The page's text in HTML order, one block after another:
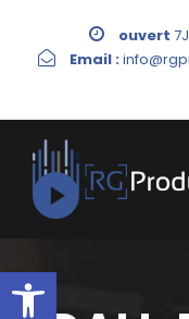
Ouvrir la barre d’outils
ouvert
Email :